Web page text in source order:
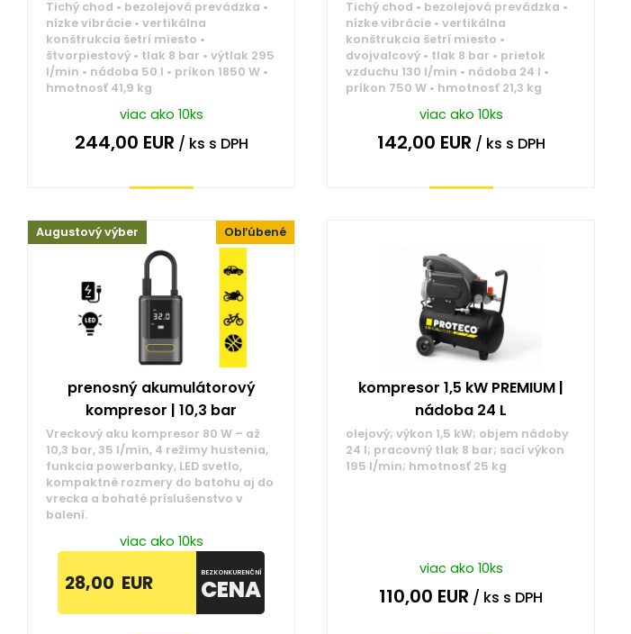
Tichý chod • bezolejová prevádzka •
nízke vibrácie • vertikálna
konštrukcia šetrí miesto •
štvorpiestový • tlak 8 bar • výtlak 295
l/min • nádoba 50 l • príkon 1850 W •
hmotnosť 41,9 kg
viac ako 10ks
244,00 EUR / ks s DPH
Tichý chod • bezolejová prevádzka •
nízke vibrácie • vertikálna
konštrukcia šetrí miesto •
dvojvalcový • tlak 8 bar • prietok
vzduchu 130 l/min • nádoba 24 l •
príkon 750 W • hmotnosť 21,3 kg
viac ako 10ks
142,00 EUR / ks s DPH
Obľúbené
Augustový výber
prenosný akumulátorový
kompresor | 10,3 bar
Vreckový aku kompresor 80 W – až
10,3 bar, 35 l/min, 4 režimy hustenia,
funkcia powerbanky, LED svetlo,
kompaktné rozmery do batohu aj do
vrecka a bohaté príslušenstvo v
balení.
viac ako 10ks
28,00 EUR BEZKONKURENČNÍ
CENA
kompresor 1,5 kW PREMIUM |
nádoba 24 L
olejový; výkon 1,5 kW; objem nádoby
24 l; pracovný tlak 8 bar; sací výkon
195 l/min; hmotnosť 25 kg
viac ako 10ks
110,00 EUR / ks s DPH